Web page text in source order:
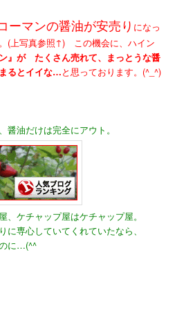
ーマンの醤油が安売り になっ
(上写真参照↑) この機会に、ハイン
ン』が たくさん売れて、まっとうな醤
るとイイな…と思っております。(^_^)
油だけは完全にアウト。
、ケチャップ屋はケチャップ屋。
に専心していてくれていたなら、
に…(^^ゞ